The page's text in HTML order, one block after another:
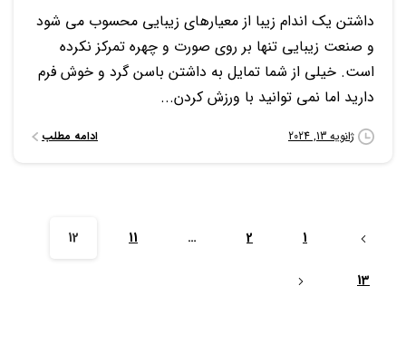
داشتن یک اندام زیبا از معیارهای زیبایی محسوب می شود
و صنعت زیبایی تنها بر روی صورت و چهره تمرکز نکرده
است. خیلی از شما تمایل به داشتن باسن گرد و خوش فرم
دارید اما نمی توانید با ورزش کردن...
ژانویه 13, 2024 ادامه مطلب
1
2
…
11
12
13